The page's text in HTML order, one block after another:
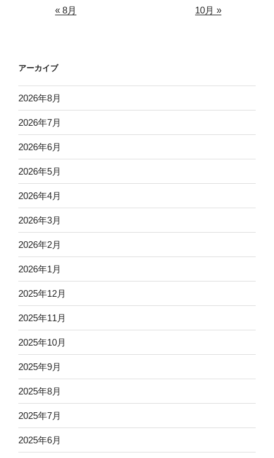
« 8月 10月 »
アーカイブ
2026年8月
2026年7月
2026年6月
2026年5月
2026年4月
2026年3月
2026年2月
2026年1月
2025年12月
2025年11月
2025年10月
2025年9月
2025年8月
2025年7月
2025年6月